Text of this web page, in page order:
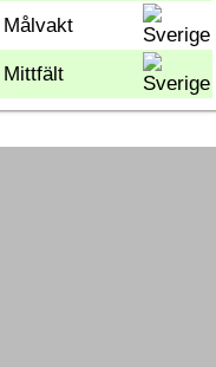
Målvakt
Mittfält